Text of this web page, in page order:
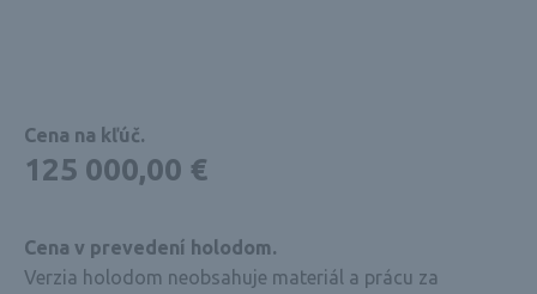
Cena na kľúč.
125 000,00 €
Cena v prevedení holodom.
Verzia holodom neobsahuje materiál a prácu za